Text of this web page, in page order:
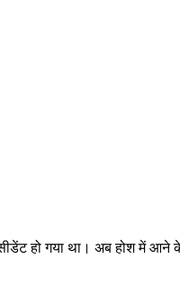
हो गया था। अब होश में